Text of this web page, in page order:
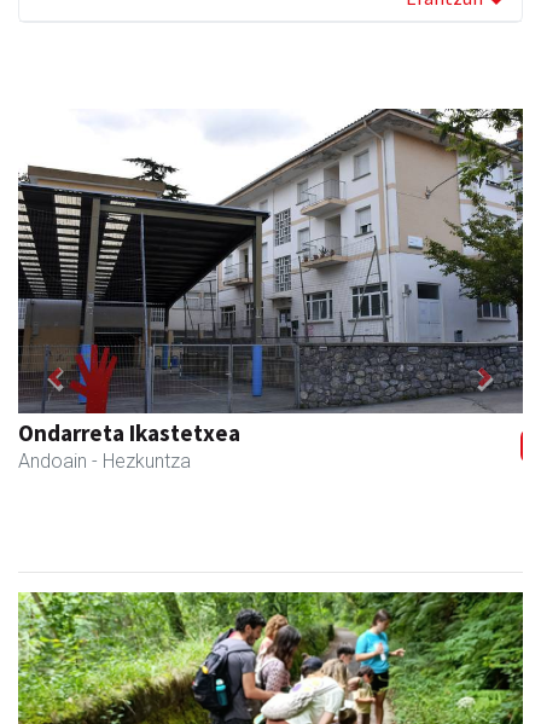
Ondarreta Ikastetxea
Andoain - Hezkuntza
Previous Next